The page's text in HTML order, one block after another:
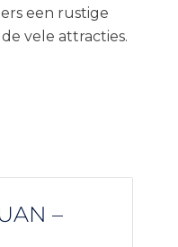
een rustige
vele attracties.
–